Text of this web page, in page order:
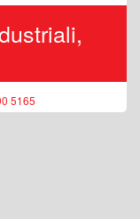
5165